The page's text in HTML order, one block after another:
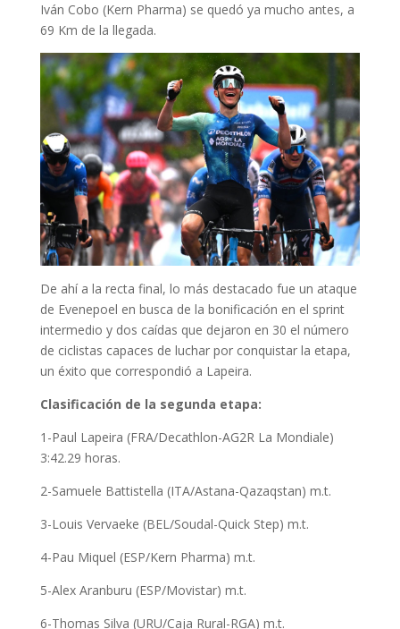
Iván Cobo (Kern Pharma) se quedó ya mucho antes, a
69 Km de la llegada.
De ahí a la recta final, lo más destacado fue un ataque
de Evenepoel en busca de la bonificación en el sprint
intermedio y dos caídas que dejaron en 30 el número
de ciclistas capaces de luchar por conquistar la etapa,
un éxito que correspondió a Lapeira.
Clasificación de la segunda etapa:
1-Paul Lapeira (FRA/Decathlon-AG2R La Mondiale)
3:42.29 horas.
2-Samuele Battistella (ITA/Astana-Qazaqstan) m.t.
3-Louis Vervaeke (BEL/Soudal-Quick Step) m.t.
4-Pau Miquel (ESP/Kern Pharma) m.t.
5-Alex Aranburu (ESP/Movistar) m.t.
6-Thomas Silva (URU/Caja Rural-RGA) m.t.